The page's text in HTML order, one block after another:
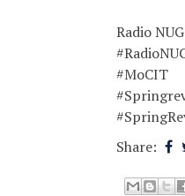
Radio
#MoCIT
Share: